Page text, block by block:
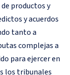
productos y
y acuerdos
tanto a
complejas a
para ejercer en
los tribunales